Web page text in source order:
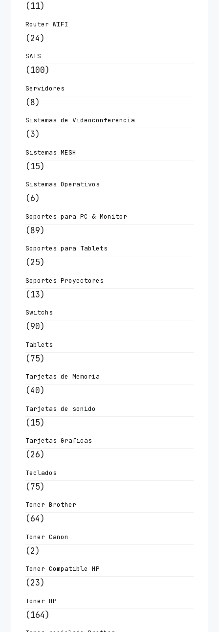
(11)
Router WIFI
(24)
SAIS
(100)
Servidores
(8)
Sistemas de Videoconferencia
(3)
Sistemas MESH
(15)
Sistemas Operativos
(6)
Soportes para PC & Monitor
(89)
Soportes para Tablets
(25)
Soportes Proyectores
(13)
Switchs
(90)
Tablets
(75)
Tarjetas de Memoria
(40)
Tarjetas de sonido
(15)
Tarjetas Graficas
(26)
Teclados
(75)
Toner Brother
(64)
Toner Canon
(2)
Toner Compatible HP
(23)
Toner HP
(164)